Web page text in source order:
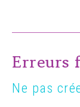
Erreurs
Ne pas